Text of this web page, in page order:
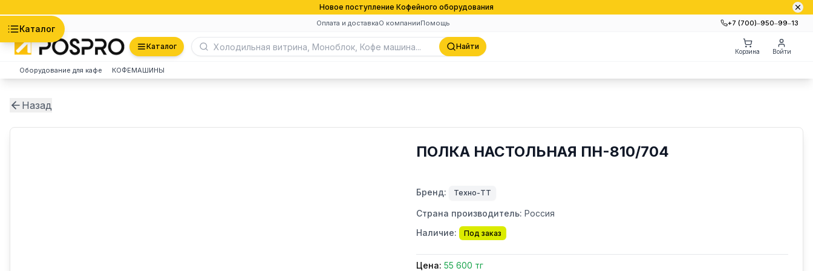
Новое поступление Кофейного оборудования
Оплата и доставкаО компанииПомощь +7 (700)‒950‒99‒13
Каталог
Каталог Найти
Корзина Войти
Оборудование для кафе КОФЕМАШИНЫ
Назад
ПОЛКА НАСТОЛЬНАЯ ПН-810/704
Бренд: Техно-ТТ
Страна производитель: Россия
Наличие:
Под заказ
Цена: 55 600 тг